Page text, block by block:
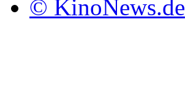
© KinoNews.de